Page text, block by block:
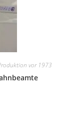
vor 1973